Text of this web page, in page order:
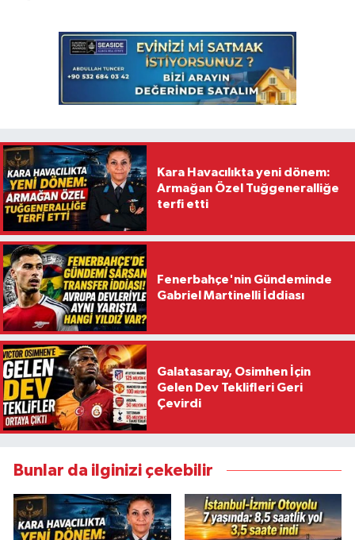
Kara Havacılıkta yeni dönem:
Armağan Özel Tuğgeneralliğe
terfi etti
Fenerbahçe'nin Gündeminde
Gabriel Martinelli İddiası
Galatasaray, Osimhen İçin
Gelen Dev Teklifleri Geri
Çevirdi
Bunlar da ilginizi çekebilir